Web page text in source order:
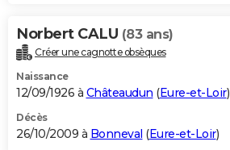
Norbert CALU (83 ans)
Créer une cagnotte obsèques
Naissance
12/09/1926 à Châteaudun (Eure-et-Loir)
Décès
26/10/2009 à Bonneval (Eure-et-Loir)